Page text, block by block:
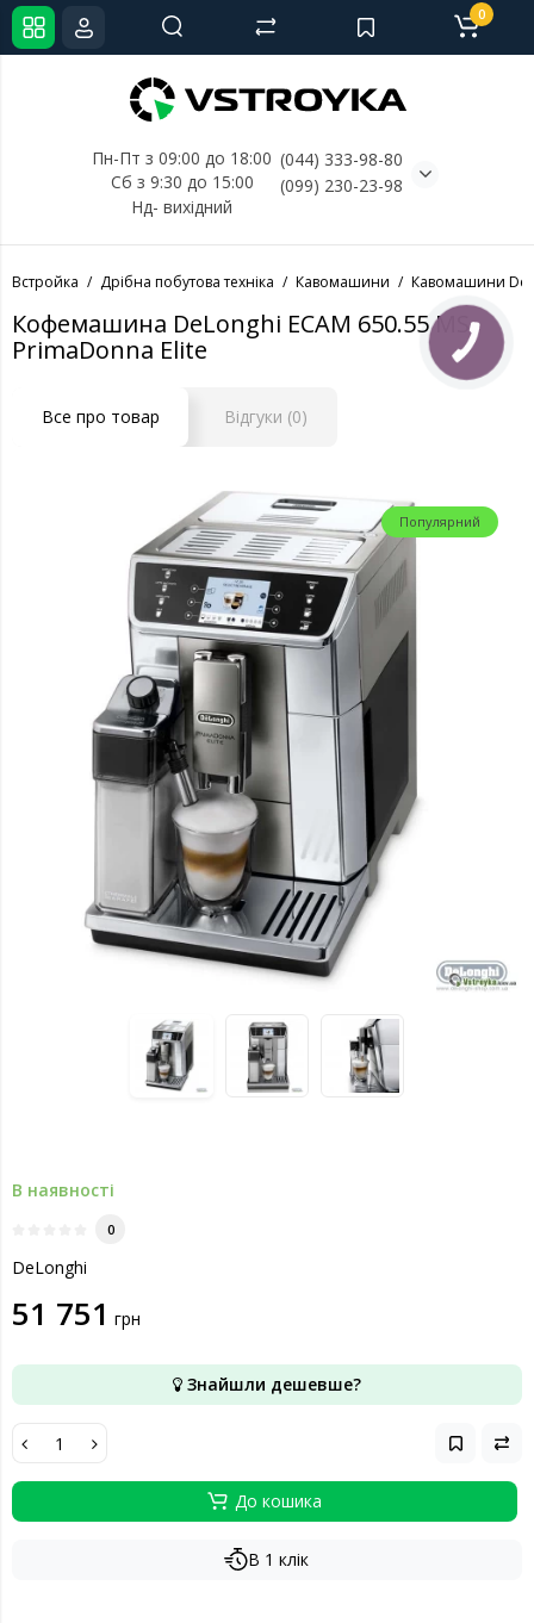
Пн-Пт з 09:00 до 18:00
Сб з 9:30 до 15:00
Нд- вихідний
(044) 333-98-80
(099) 230-23-98
0
Встройка Дрібна побутова техніка Кавомашини Кавомашини
Кофемашина DeLonghi ECAM 650.55 MS
PrimaDonna Elite
Все про товар Відгуки (0)
Популярний
В наявності
0
DeLonghi
51 751 грн
Знайшли дешевше?
До кошика
В 1 клік
КНОПКА
СВЯЗИ